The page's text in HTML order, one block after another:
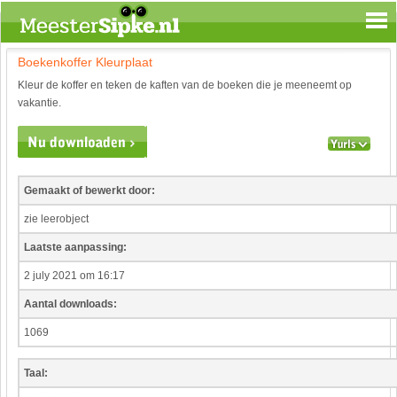
Spelen en leren
Aardrijkskunde
Engels
Geloof
Geschiedenis
Internetopdrachten
Kinder-/Jeugdboeken
Kunst en Cultuur
Muziek
Sport
Verkeer
Boekenkoffer Kleurplaat
Kleur de koffer en teken de kaften van de boeken die je meeneemt op
vakantie.
Gemaakt of bewerkt door:
zie leerobject
Laatste aanpassing:
2 july 2021 om 16:17
Aantal downloads:
1069
Taal: